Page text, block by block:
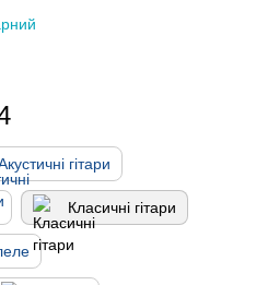
гітари
Класичні гітари